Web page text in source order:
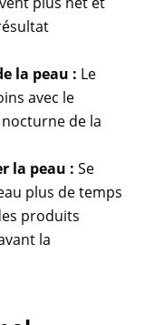
la peau : Le
avec le
de la
la peau : Se
plus de temps
produits
la